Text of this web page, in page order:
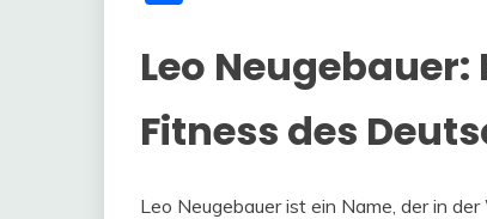
Leo
Fitness des
Leo Neugebauer ist ein Name, der in